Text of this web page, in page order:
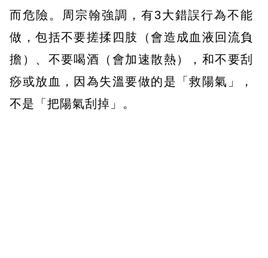
而危險。周宗翰強調，有3大錯誤行為不能
做，包括不要搓揉四肢（會造成血液回流負
擔）、不要喝酒（會加速散熱），和不要刮
痧或放血，因為失溫要做的是「救陽氣」，
不是「把陽氣刮掉」。